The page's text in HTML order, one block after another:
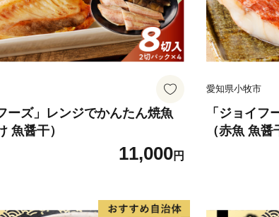
「ふるまど」等のサイトより申請書
付書類を同封の上、自治体へ郵送して
※ご自宅にプリンター等の印刷環境が
第、記載されている案内窓口までお申
ーズ」レンジでかんたん焼魚
魚醤干）
11,000円
愛知県小牧市
「ジョイフ
（赤魚 魚醤